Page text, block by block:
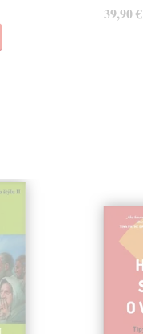
39,90 €